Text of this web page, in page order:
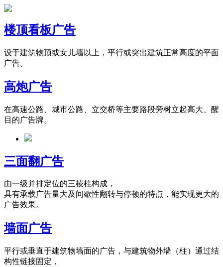
楼顶看板广告
设于建筑物顶或女儿墙以上，平行或突出建筑正常高度的平面
广告。
高炮广告
在高速公路、城市公路、立交桥等主要路段旁树立起高大、醒
目的广告牌。
三面翻广告
由一级并排定位的三棱柱构成，
具有承载广告量大及间歇性翻转与停顿的特点，能实现更大的
广告效果。
墙面广告
平行或垂直于建筑物墙面的广告，与建筑物外墙（柱）通过结
构性链接固定，